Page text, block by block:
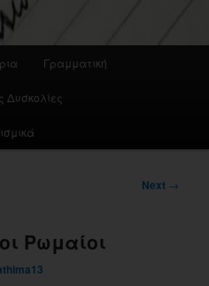
Γραμματική
Δυσκολίες
Next →
Ρωμαίοι